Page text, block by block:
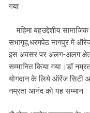
गया।
महिमा बहउद्देशीय
सभागृह,धरमपेठ नागपुर में
इस अवसर पर अलग-अलग
सम्मानित किया गया।डॉ
योगदान के लिये ऑरेंज सिटी
नम्रता आनंद को यह सम्मान